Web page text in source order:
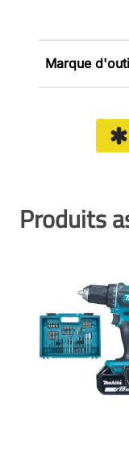
Marque
Produits